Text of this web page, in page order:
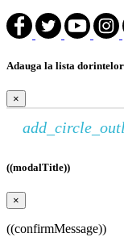
Adauga la lista dorintelor
×
((modalTitle))
×
((confirmMessage))